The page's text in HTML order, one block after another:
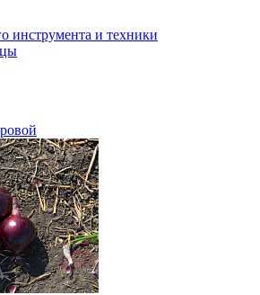
инструмента и техники